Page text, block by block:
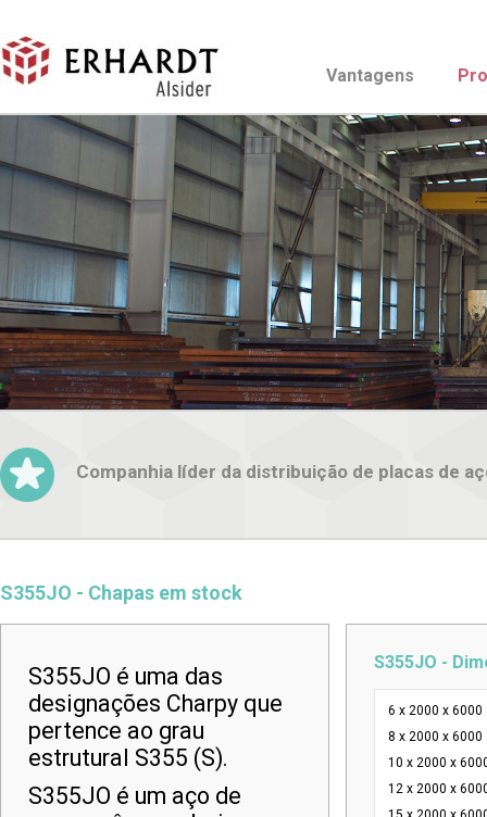
Vantagens
Companhia líder da distribuição de placas de
S355JO - Chapas em stock
S355JO é uma das
designações Charpy que
pertence ao grau
estrutural S355 (S).
S355JO é um aço de
S355JO -
6 x 2000 x 6000
8 x 2000 x 6000
10 x 2000 x
12 x 2000 x